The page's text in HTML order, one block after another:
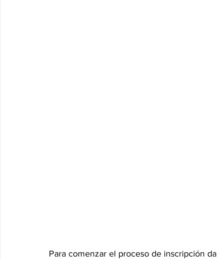
Para comenzar el proceso de inscripción